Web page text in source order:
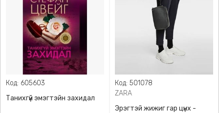
Код: 605603
Танихгүй эмэгтэйн захидал
Код: 501078
ZARA
Эрэгтэй жижиг гар цүнх -